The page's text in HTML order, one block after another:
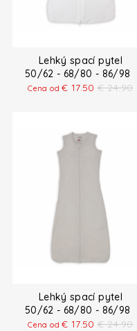
Lehký spací pytel
50/62 - 68/80 - 86/98
Cena od€ 17.50 € 24.90
Lehký spací pytel
50/62 - 68/80 - 86/98
Cena od€ 17.50 € 24.90